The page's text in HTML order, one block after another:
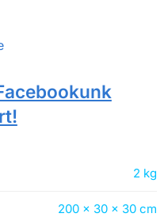
2 kg
200 × 30 × 30 cm